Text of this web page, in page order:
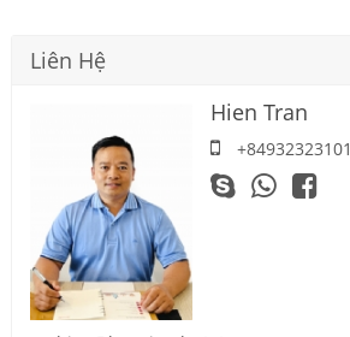
Liên Hệ
Hien Tran
+84932323101